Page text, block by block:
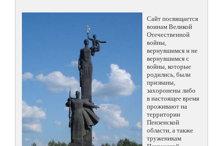
Сайт посвящается
воинам Великой
Отечественной
войны,
вернувшимся и не
вернувшимся с
войны, которые
родились, были
призваны,
захоронены либо
в настоящее время
проживают на
территории
Пензенской
области, а также
труженикам